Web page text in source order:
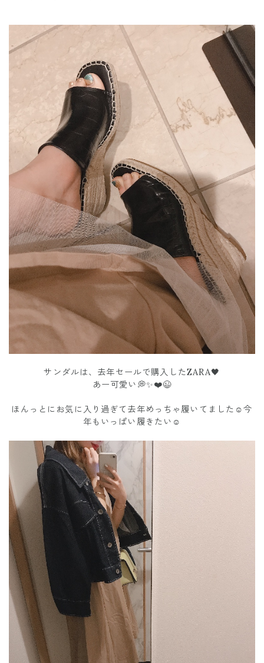
サンダルは、去年セールで購入したZARA🖤
あー可愛い💭✨❤️😉
ほんっとにお気に入り過ぎて去年めっちゃ履いてました☺️今
年もいっぱい履きたい☺️